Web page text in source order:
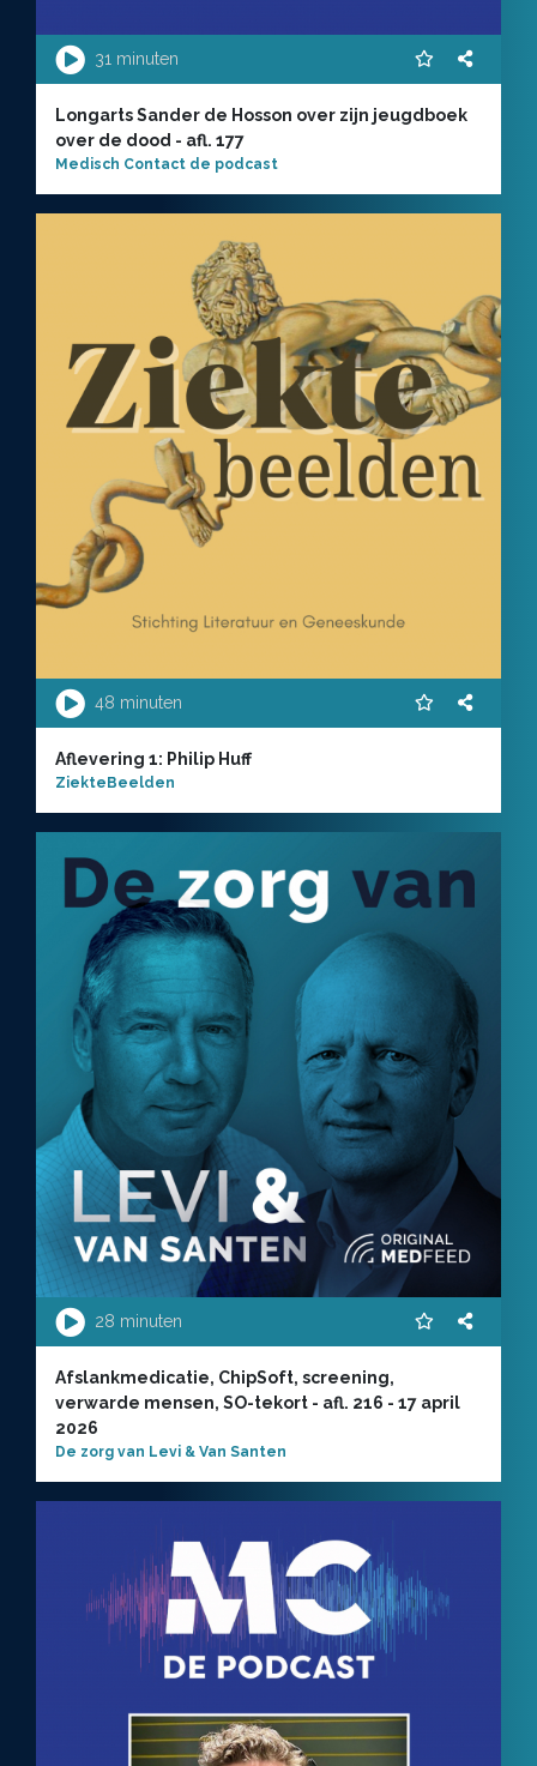
31 minuten
Longarts Sander de Hosson over zijn jeugdboek
over de dood - afl. 177
Medisch Contact de podcast
48 minuten
Aflevering 1: Philip Huff
ZiekteBeelden
28 minuten
Afslankmedicatie, ChipSoft, screening,
verwarde mensen, SO-tekort - afl. 216 - 17 april
2026
De zorg van Levi & Van Santen